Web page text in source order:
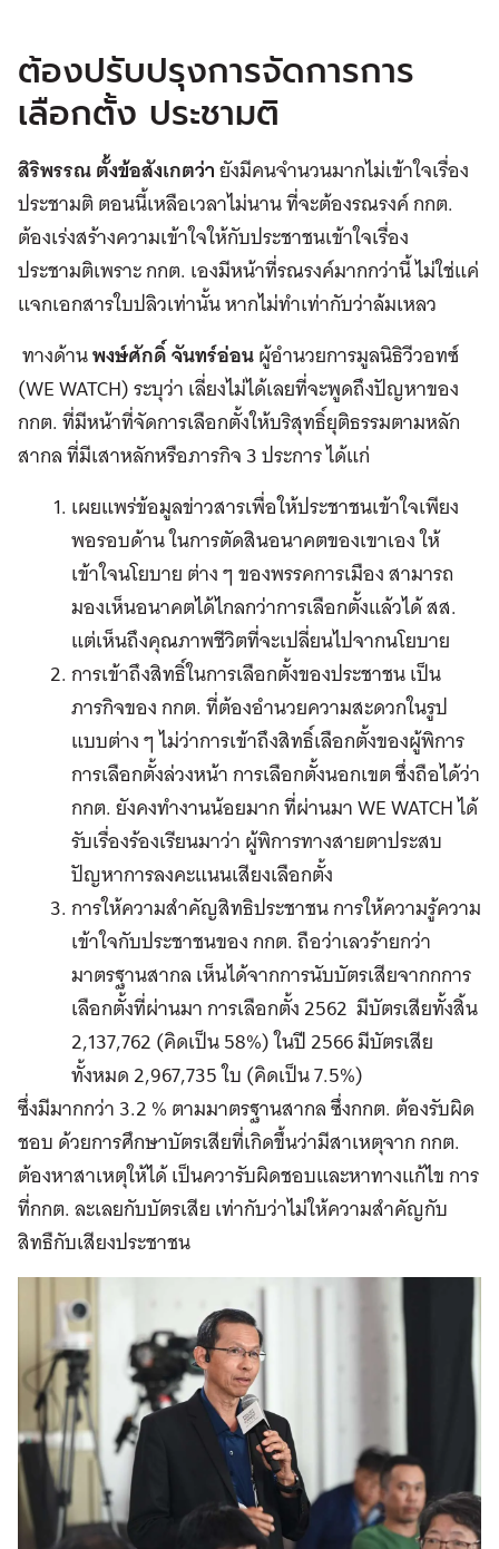
ต้องปรับปรุงการจัดการการ
เลือกตั้ง ประชามติ
สิริพรรณ ตั้งข้อสังเกตว่ายังมีคนจำนวนมากไม่เข้าใจเรื่อง
ประชามติ ตอนนี้เหลือเวลาไม่นาน ที่จะต้องรณรงค์ กกต.
ต้องเร่งสร้างความเข้าใจให้กับประชาชนเข้าใจเรื่อง
ประชามติเพราะ กกต. เองมีหน้าที่รณรงค์มากกว่านี้ ไม่ใช่แค่
แจกเอกสารใบปลิวเท่านั้น หากไม่ทำเท่ากับว่าล้มเหลว
ทางด้านพงษ์ศักดิ์ จันทร์อ่อนผู้อำนวยการมูลนิธิวีวอทซ์
(WE WATCH) ระบุว่า เลี่ยงไม่ได้เลยที่จะพูดถึงปัญหาของ
กกต. ที่มีหน้าที่จัดการเลือกตั้งให้บริสุทธิ์ยุติธรรมตามหลัก
สากล ที่มีเสาหลักหรือภารกิจ 3 ประการ ได้แก่
เผยแพร่ข้อมูลข่าวสารเพื่อให้ประชาชนเข้าใจเพียง
พอรอบด้าน ในการตัดสินอนาคตของเขาเอง ให้
เข้าใจนโยบาย ต่าง ๆ ของพรรคการเมือง สามารถ
มองเห็นอนาคตได้ไกลกว่าการเลือกตั้งแล้วได้ สส.
แต่เห็นถึงคุณภาพชีวิตที่จะเปลี่ยนไปจากนโยบาย
การเข้าถึงสิทธิ์ในการเลือกตั้งของประชาชน เป็น
ภารกิจของ กกต. ที่ต้องอำนวยความสะดวกในรูป
แบบต่าง ๆ ไม่ว่าการเข้าถึงสิทธิ์เลือกตั้งของผู้พิการ
การเลือกตั้งล่วงหน้า การเลือกตั้งนอกเขต ซึ่งถือได้ว่า
กกต. ยังคงทำงานน้อยมาก ที่ผ่านมา WE WATCH ได้
รับเรื่องร้องเรียนมาว่า ผู้พิการทางสายตาประสบ
ปัญหาการลงคะแนนเสียงเลือกตั้ง
การให้ความสำคัญสิทธิประชาชน การให้ความรู้ความ
เข้าใจกับประชาชนของ กกต. ถือว่าเลวร้ายกว่า
มาตรฐานสากล เห็นได้จากการนับบัตรเสียจากกการ
เลือกตั้งที่ผ่านมา การเลือกตั้ง 2562 มีบัตรเสียทั้งสิ้น
2,137,762 (คิดเป็น 58%) ในปี 2566 มีบัตรเสีย
ทั้งหมด 2,967,735 ใบ (คิดเป็น 7.5%)
ซึ่งมีมากกว่า 3.2 % ตามมาตรฐานสากล ซึ่งกกต. ต้องรับผิด
ชอบ ด้วยการศึกษาบัตรเสียที่เกิดขึ้นว่ามีสาเหตุจาก กกต.
ต้องหาสาเหตุให้ได้ เป็นควารับผิดชอบและหาทางแก้ไข การ
ที่กกต. ละเลยกับบัตรเสีย เท่ากับว่าไม่ให้ความสำคัญกับ
สิทธืกับเสียงประชาชน